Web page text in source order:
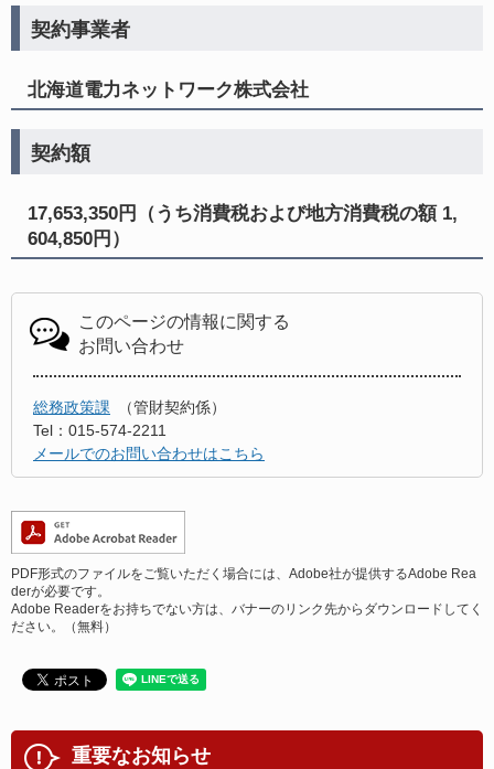
契約事業者
北海道電力ネットワーク株式会社
契約額
17,653,350円（うち消費税および地方消費税の額 1,
604,850円）
このページの情報に関する
お問い合わせ
総務政策課
管財契約係
Tel：015-574-2211
メールでのお問い合わせはこちら
PDF形式のファイルをご覧いただく場合には、Adobe社が提供するAdobe Rea
derが必要です。
Adobe Readerをお持ちでない方は、バナーのリンク先からダウンロードしてく
ださい。（無料）
重要なお知らせ